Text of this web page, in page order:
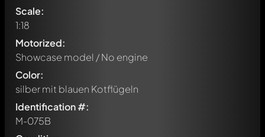
Scale:
1:18
Motorized:
Showcase model / No engine
Color:
silber mit blauen Kotflügeln
Identification #:
M-075B